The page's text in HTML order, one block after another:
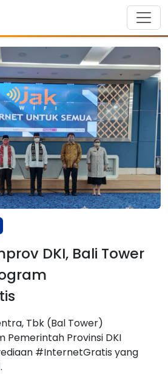
DKI, Bali Tower
Tbk (Bal Tower)
Pemerintah Provinsi DKI
#InternetGratis yang
.